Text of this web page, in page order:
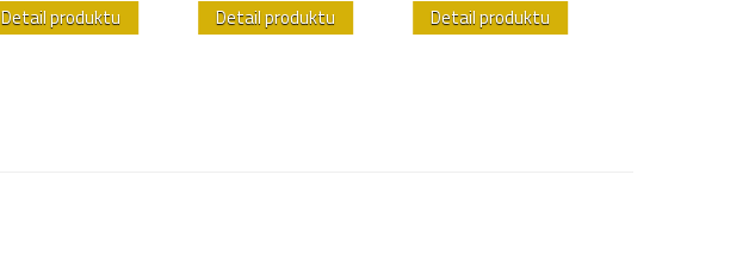
Detail produktu Detail produktu Detail produktu